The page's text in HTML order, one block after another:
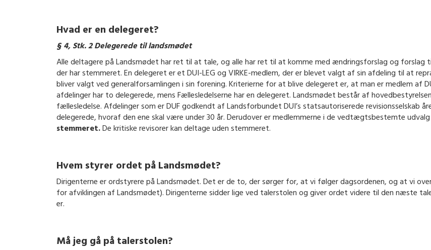
Hvad er en delegeret?
§ 4, Stk. 2 Delegerede til landsmødet
Alle deltagere på Landsmødet har ret til at tale, og alle har ret til at komme med ændringsforslag og forslag
der har stemmeret. En delegeret er et DUI-LEG og VIRKE-medlem, der er blevet valgt af sin afdeling til at
bliver valgt ved generalforsamlingen i sin forening. Kriterierne for at blive delegeret er, at man er medlem af
afdelinger har to delegerede, mens Fællesledelserne har en delegeret. Landsmødet består af
fællesledelse. Afdelinger som er DUF godkendt af Landsforbundet DUI’s statsautoriserede revisionsselskab
delegerede, hvoraf den ene skal være under 30 år. Derudover er medlemmerne i de vedtægtsbestemte udvalg
stemmeret.De kritiske revisorer kan deltage uden stemmeret.
Hvem styrer ordet på Landsmødet?
Dirigenterne er ordstyrere på Landsmødet. Det er de to, der sørger for, at vi følger dagsordenen, og at vi
for afviklingen af Landsmødet). Dirigenterne sidder lige ved talerstolen og giver ordet videre til den næste
er.
Må jeg gå på talerstolen?